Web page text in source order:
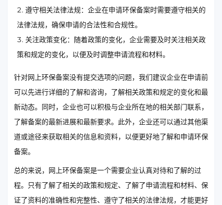
遵守相关法律法规：企业在申请环保备案时需要遵守相关的
法律法规，确保申请的合法性和合规性。
关注政策变化：随着政策的变化，企业需要及时关注相关政
策和规定的变化，以便及时调整申请流程和材料。
针对网上环保备案没有提交选项的问题，我们建议企业在申请前
可以先进行详细的了解和咨询，了解相关政策和规定的变化和最
新动态。同时，企业也可以积极与企业所在地的相关部门联系，
了解备案的最新进展和最新要求。此外，企业还可以通过其他渠
道或途径来获取相关的信息和资料，以便更好地了解和申请环保
备案。
总的来说，网上环保备案是一个需要企业认真对待和了解的过
程。只有了解了相关的政策和规定、了解了申请流程和材料、保
证了资料的准确性和完整性、遵守了相关的法律法规，才能更好